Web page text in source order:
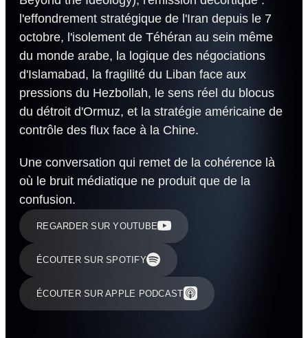
l'effondrement stratégique de l'Iran depuis le 7
octobre, l'isolement de Téhéran au sein même
du monde arabe, la logique des négociations
d'Islamabad, la fragilité du Liban face aux
pressions du Hezbollah, le sens réel du blocus
du détroit d'Ormuz, et la stratégie américaine de
contrôle des flux face à la Chine.
Une conversation qui remet de la cohérence là
où le bruit médiatique ne produit que de la
confusion.
REGARDER SUR YOUTUBE
ÉCOUTER SUR SPOTIFY
ÉCOUTER SUR APPLE PODCAST